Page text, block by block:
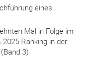
eines
Mal in Folge im
Ranking in der
3)